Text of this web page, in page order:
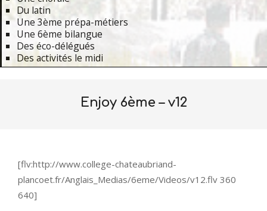
Du latin
Une 3ème prépa-métiers
Une 6ème bilangue
Des éco-délégués
Des activités le midi
Enjoy 6ème – v12
[flv:http://www.college-chateaubriand-
plancoet.fr/Anglais_Medias/6eme/Videos/v12.flv 360
640]